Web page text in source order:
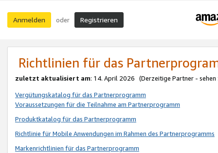
Anmelden oder Registrieren
Richtlinien für das
zuletzt aktualisiert am: 14. April 2026 (Derzeitige Partner - sehen
Vergütungskatalog für das Partnerprogramm
Voraussetzungen für die Teilnahme am Partnerprogramm
Produktkatalog für das Partnerprogramm
Richtlinie für Mobile Anwendungen im Rahmen des Partnerprogramms
Markenrichtlinien für das Partnerprogramm